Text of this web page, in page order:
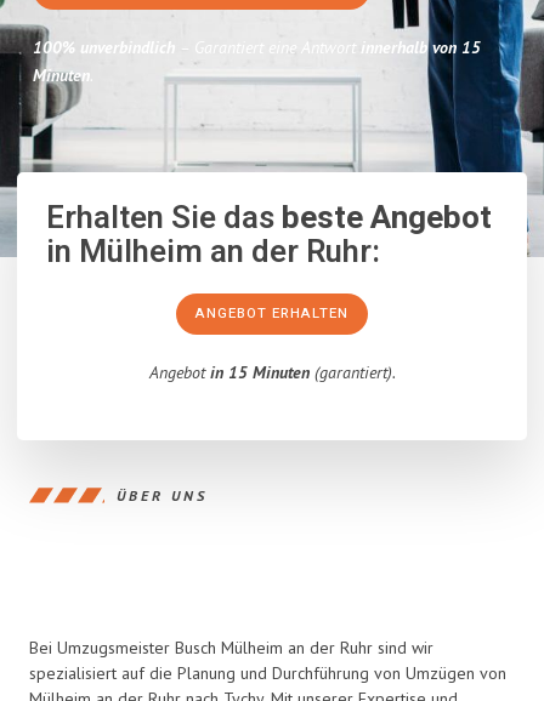
100% unverbindlich – Garantiert eine Antwort innerhalb von 15
Minuten.
Erhalten Sie dasbeste Angebot
in Mülheim an der Ruhr:
ANGEBOT ERHALTEN
Angebotin 15 Minuten(garantiert).
ÜBER UNS
Bei Umzugsmeister Busch Mülheim an der Ruhr sind wir
spezialisiert auf die Planung und Durchführung von Umzügen von